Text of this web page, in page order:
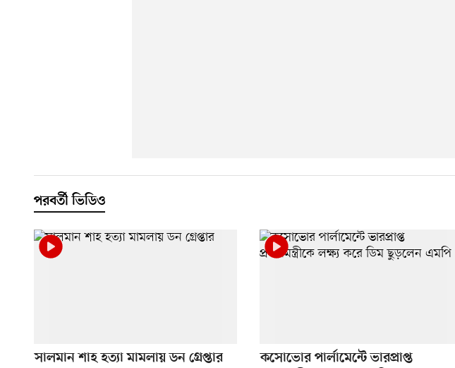
পরবর্তী ভিডিও
সালমান শাহ হত্যা মামলায় ডন গ্রেপ্তার
কসোভোর পার্লামেন্টে ভারপ্রাপ্ত